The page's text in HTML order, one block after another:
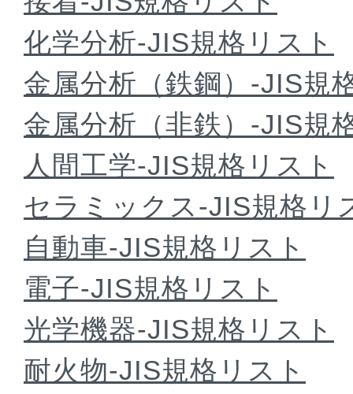
化学分析-JIS規格リスト
金属分析（鉄鋼）-JIS規
金属分析（非鉄）-JIS規
人間工学-JIS規格リスト
セラミックス-JIS規格リ
自動車-JIS規格リスト
電子-JIS規格リスト
光学機器-JIS規格リスト
耐火物-JIS規格リスト